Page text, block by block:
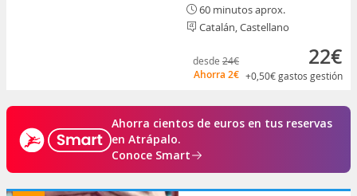
60 minutos aprox.
Catalán, Castellano
desde 24€
Ahorra 2€
22€
+0,50€gastos gestión
Ahorra cientos de euros en tus reservas
en Atrápalo.
Conoce Smart